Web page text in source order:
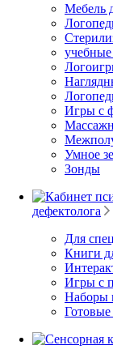
Мебель
учебные
Игры с
Умное
Зонды
дефектолога
Для
Книги
Игры с
Наборы